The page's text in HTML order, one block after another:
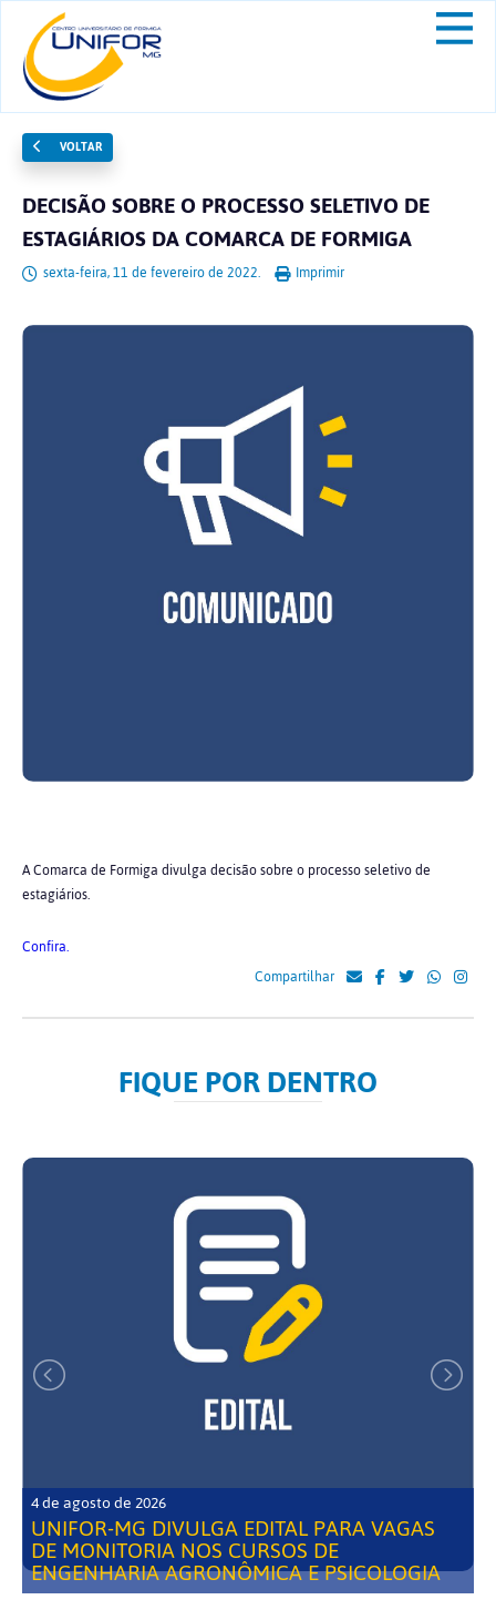
VOLTAR
DECISÃO SOBRE O PROCESSO SELETIVO DE
ESTAGIÁRIOS DA COMARCA DE FORMIGA
sexta-feira, 11 de fevereiro de 2022. Imprimir
A Comarca de Formiga divulga decisão sobre o processo seletivo de
estagiários.
Confira.
Compartilhar
FIQUE POR DENTRO
4 de agosto de 2026
UNIFOR-MG DIVULGA EDITAL PARA VAGAS
DE MONITORIA NOS CURSOS DE
ENGENHARIA AGRONÔMICA E PSICOLOGIA